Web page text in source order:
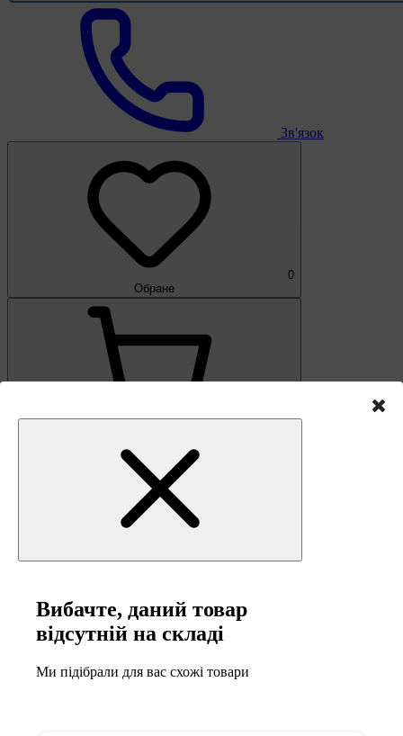
Зв'язок
0
Обране
Вибачте, даний товар
відсутній на складі
Ми підібрали для вас схожі товари